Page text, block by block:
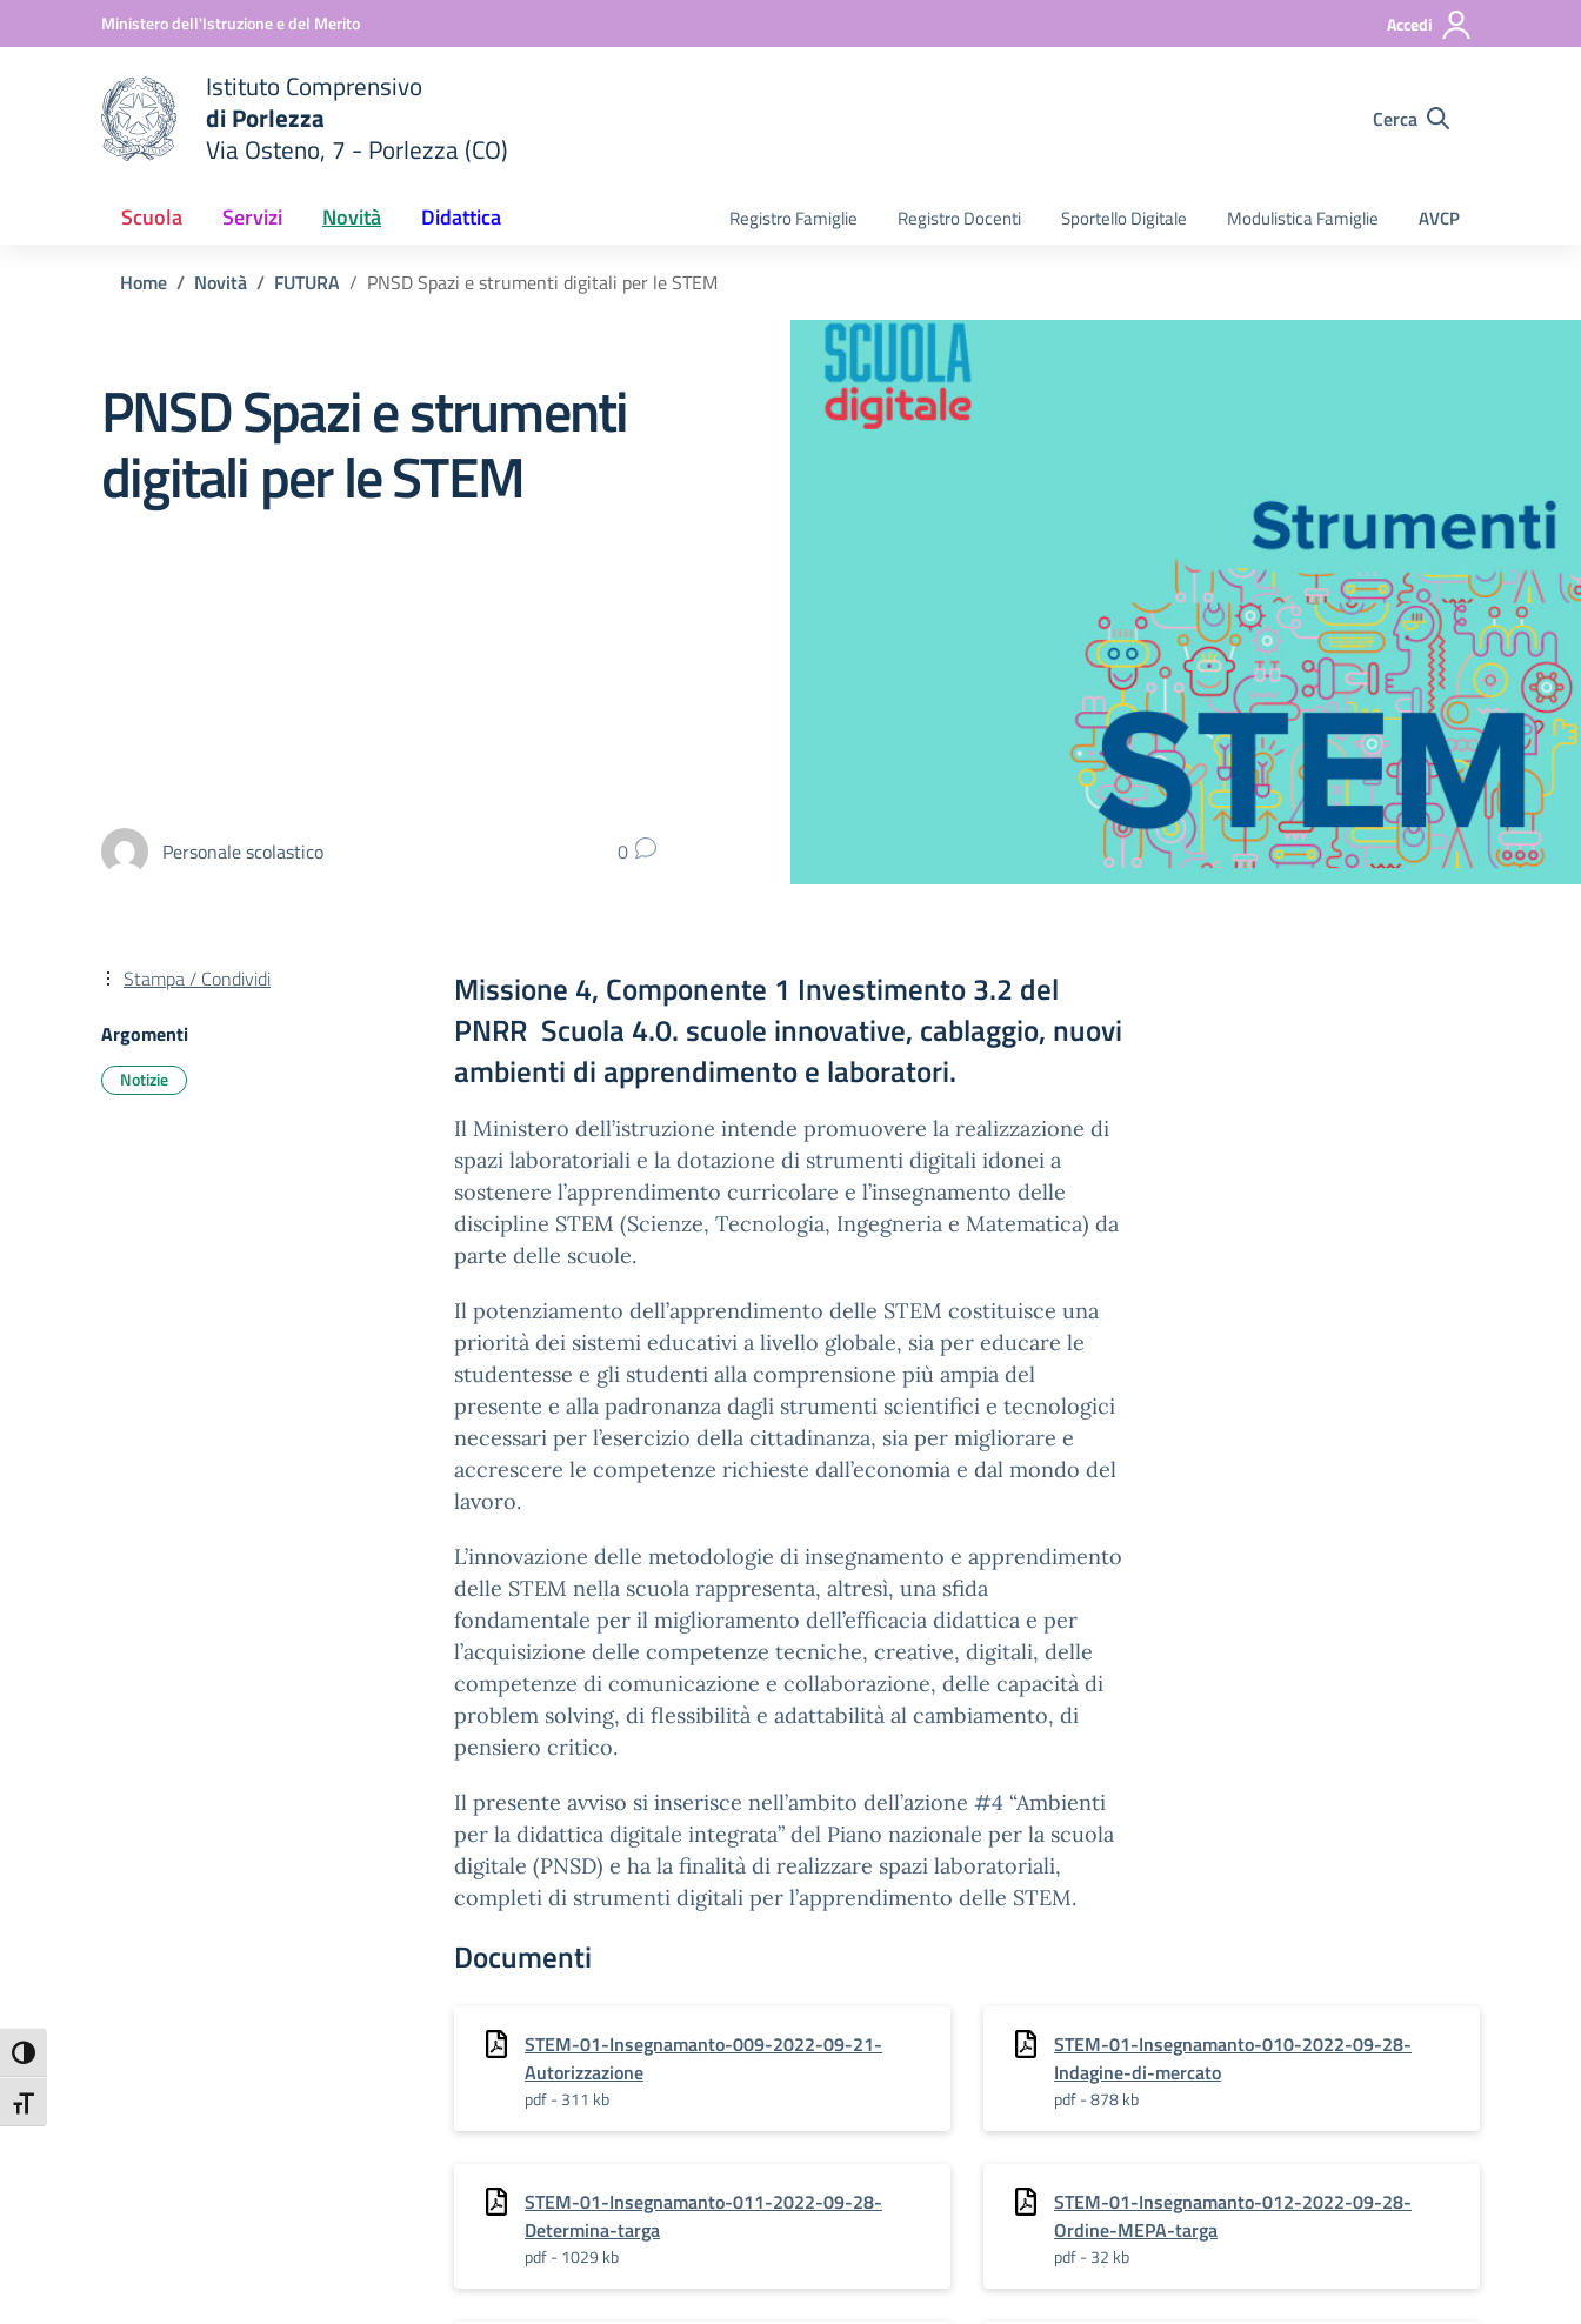
Attiva/disattiva alto contrasto
Attiva/disattiva dimensione testo
Vai ai contenuti
Vai al menu di navigazioneMinistero dell'Istruzione e del Merito Accedi
scuola
Istituto Comprensivo
di Porlezza
Via Osteno, 7 - Porlezza (CO)
Cerca
Scuola Servizi Novità Didattica Registro Famiglie Registro Docenti Sportello Digitale Modulistica Famiglie AVCP
Home Novità FUTURA PNSD Spazi e strumenti digitali per le STEM
PNSD Spazi e strumenti
digitali per le STEM
Personale scolastico 0
Missione 4, Componente 1 Investimento 3.2 del
PNRR Scuola 4.0. scuole innovative, cablaggio, nuovi
ambienti di apprendimento e laboratori.
Il Ministero dell’istruzione intende promuovere la realizzazione di
spazi laboratoriali e la dotazione di strumenti digitali idonei a
sostenere l’apprendimento curricolare e l’insegnamento delle
discipline STEM (Scienze, Tecnologia, Ingegneria e Matematica) da
parte delle scuole.
Il potenziamento dell’apprendimento delle STEM costituisce una
priorità dei sistemi educativi a livello globale, sia per educare le
studentesse e gli studenti alla comprensione più ampia del
presente e alla padronanza dagli strumenti scientifici e tecnologici
necessari per l’esercizio della cittadinanza, sia per migliorare e
accrescere le competenze richieste dall’economia e dal mondo del
lavoro.
L’innovazione delle metodologie di insegnamento e apprendimento
delle STEM nella scuola rappresenta, altresì, una sfida
fondamentale per il miglioramento dell’efficacia didattica e per
l’acquisizione delle competenze tecniche, creative, digitali, delle
competenze di comunicazione e collaborazione, delle capacità di
problem solving, di flessibilità e adattabilità al cambiamento, di
pensiero critico.
Il presente avviso si inserisce nell’ambito dell’azione #4 “Ambienti
per la didattica digitale integrata” del Piano nazionale per la scuola
digitale (PNSD) e ha la finalità di realizzare spazi laboratoriali,
completi di strumenti digitali per l’apprendimento delle STEM.
Documenti
STEM-01-Insegnamanto-009-2022-09-21-
Autorizzazione
pdf - 311 kb
STEM-01-Insegnamanto-010-2022-09-28-
Indagine-di-mercato
pdf - 878 kb
STEM-01-Insegnamanto-011-2022-09-28-
Determina-targa
pdf - 1029 kb
STEM-01-Insegnamanto-012-2022-09-28-
Ordine-MEPA-targa
pdf - 32 kb
Stampa / Condividi
Argomenti
Notizie